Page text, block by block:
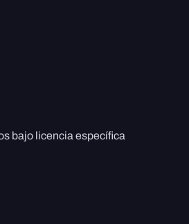
bajo licencia específica